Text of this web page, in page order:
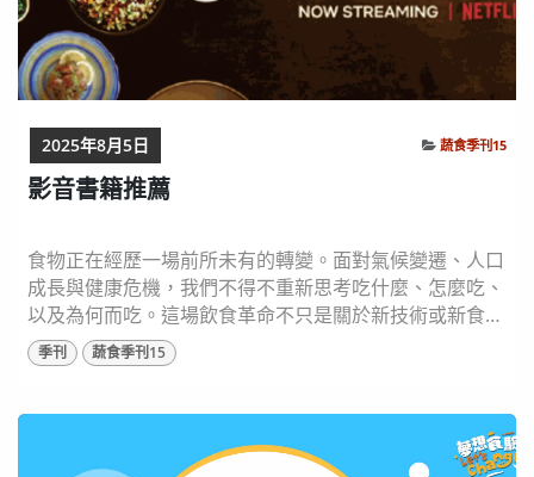
影音書籍推薦
食物正在經歷一場前所未有的轉變。面對氣候變遷、人口
成長與健康危機，我們不得不重新思考吃什麼、怎麼吃、
以及為何而吃。這場飲食革命不只是關於新技術或新食
材，更關乎文化的延續、設計的創新、土地的永續與公平
的實現。從田野到廚房、從創作者到消費者，每一個環節
Food for the Future 食物是文化，食物就是生活──它是
我們生命的一部分，也是將我們連結...
季刊 蔬食季刊15
2025年8月5日 蔬食季刊15